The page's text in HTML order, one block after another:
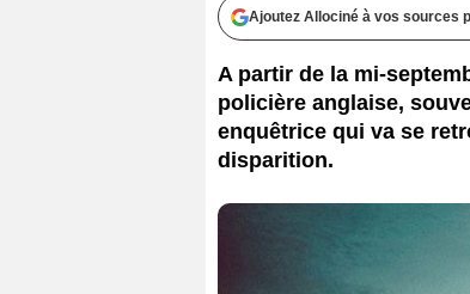
Ajoutez Allociné à vos sources
A partir de la mi-
policière anglaise,
enquêtrice qui va se
disparition.